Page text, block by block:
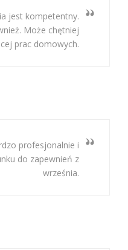
jest kompetentny.
Może chętniej
prac domowych.
profesjonalnie i
do zapewnień z
września.